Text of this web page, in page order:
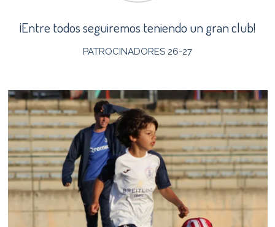
¡Entre todos seguiremos teniendo un gran club!
PATROCINADORES 26-27